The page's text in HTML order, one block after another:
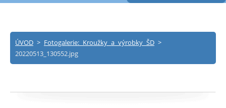
ÚVOD > Fotogalerie: Kroužky a výrobky ŠD >
20220513_130552.jpg